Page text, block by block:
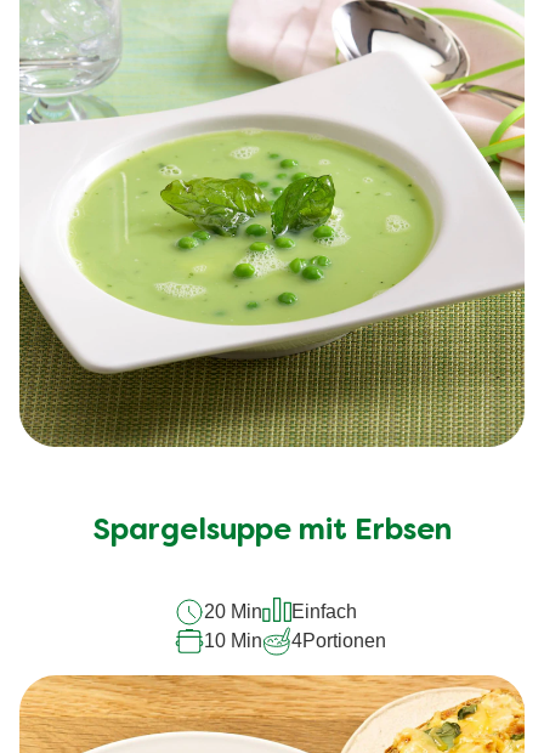
Spargelsuppe mit Erbsen
20 Min
Einfach
10 Min
4Portionen